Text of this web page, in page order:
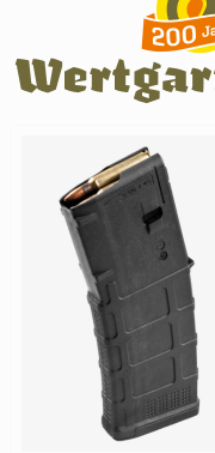
Zubehör
Jagdangebote
Jagdreviere
Bücher, Videos
Antikes
Geschenke
Reviereinrichtungen